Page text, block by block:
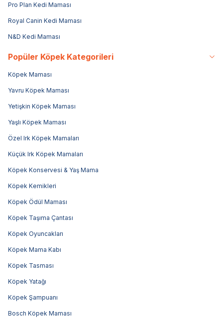
Pro Plan Kedi Maması
Royal Canin Kedi Maması
N&D Kedi Maması
Popüler Köpek Kategorileri
Köpek Maması
Yavru Köpek Maması
Yetişkin Köpek Maması
Yaşlı Köpek Maması
Özel Irk Köpek Mamaları
Küçük Irk Köpek Mamaları
Köpek Konservesi & Yaş Mama
Köpek Kemikleri
Köpek Ödül Maması
Köpek Taşıma Çantası
Köpek Oyuncakları
Köpek Mama Kabı
Köpek Tasması
Köpek Yatağı
Köpek Şampuanı
Bosch Köpek Maması